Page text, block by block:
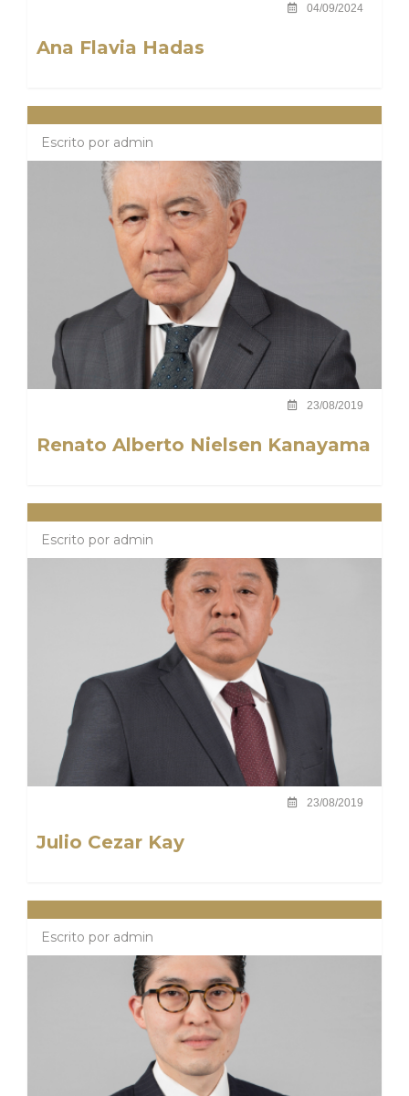
04/09/2024
Ana Flavia Hadas
Escrito por admin
23/08/2019
Renato Alberto Nielsen Kanayama
Escrito por admin
23/08/2019
Julio Cezar Kay
Escrito por admin